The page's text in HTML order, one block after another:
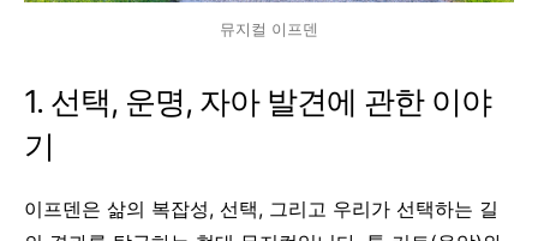
뮤지컬 이프덴
1. 선택, 운명, 자아 발견에 관한 이야
기
이프덴은 삶의 복잡성, 선택, 그리고 우리가 선택하는 길